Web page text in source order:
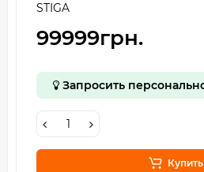
STIGA
99999грн.
Запросить
Купить